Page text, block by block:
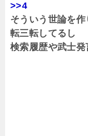
>>4
そういう世論を
転三転してるし
検索履歴や武士